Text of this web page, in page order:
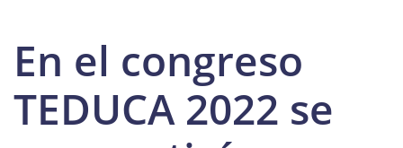
En el congreso
TEDUCA 2022 se